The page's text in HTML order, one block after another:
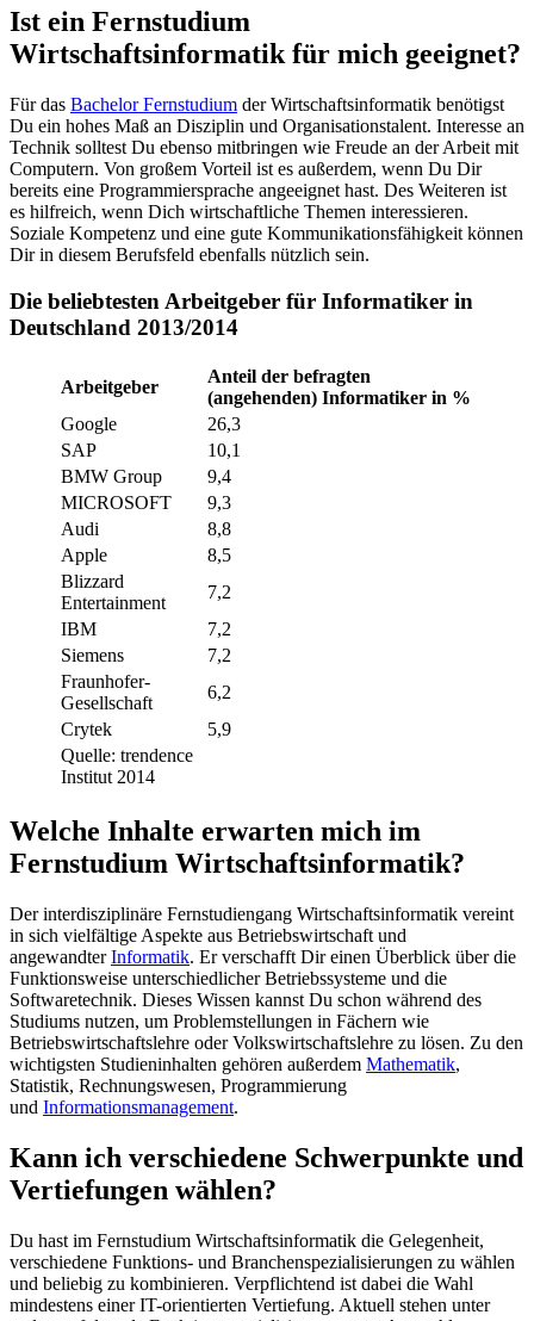
Ist ein Fernstudium
Wirtschaftsinformatik für mich geeignet?
Für das Bachelor Fernstudium der Wirtschaftsinformatik benötigst
Du ein hohes Maß an Disziplin und Organisationstalent. Interesse an
Technik solltest Du ebenso mitbringen wie Freude an der Arbeit mit
Computern. Von großem Vorteil ist es außerdem, wenn Du Dir
bereits eine Programmiersprache angeeignet hast. Des Weiteren ist
es hilfreich, wenn Dich wirtschaftliche Themen interessieren.
Soziale Kompetenz und eine gute Kommunikationsfähigkeit können
Dir in diesem Berufsfeld ebenfalls nützlich sein.
Die beliebtesten Arbeitgeber für Informatiker in
Deutschland 2013/2014
Arbeitgeber
Anteil der befragten
(angehenden) Informatiker in %
Google
26,3
SAP
10,1
BMW Group
9,4
MICROSOFT
9,3
Audi
8,8
Apple
8,5
Blizzard
Entertainment
7,2
IBM
7,2
Siemens
7,2
Fraunhofer-
Gesellschaft
6,2
Crytek
5,9
Quelle: trendence
Institut 2014
Welche Inhalte erwarten mich im
Fernstudium Wirtschaftsinformatik?
Der interdisziplinäre Fernstudiengang Wirtschaftsinformatik vereint
in sich vielfältige Aspekte aus Betriebswirtschaft und
angewandterInformatik. Er verschafft Dir einen Überblick über die
Funktionsweise unterschiedlicher Betriebssysteme und die
Softwaretechnik. Dieses Wissen kannst Du schon während des
Studiums nutzen, um Problemstellungen in Fächern wie
Betriebswirtschaftslehre oder Volkswirtschaftslehre zu lösen. Zu den
wichtigsten Studieninhalten gehören außerdem Mathematik,
Statistik, Rechnungswesen, Programmierung
und Informationsmanagement.
Kann ich verschiedene Schwerpunkte und
Vertiefungen wählen?
Du hast im Fernstudium Wirtschaftsinformatik die Gelegenheit,
verschiedene Funktions- und Branchenspezialisierungen zu wählen
und beliebig zu kombinieren. Verpflichtend ist dabei die Wahl
mindestens einer IT-orientierten Vertiefung. Aktuell stehen unter